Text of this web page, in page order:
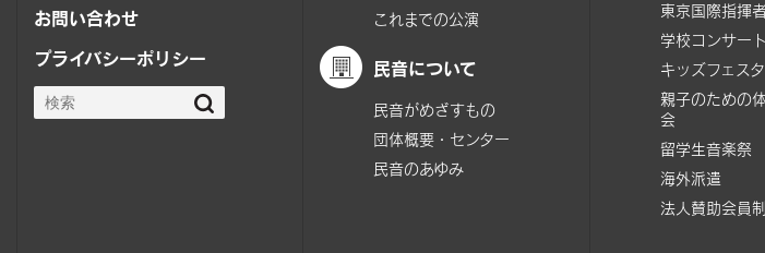
お問い合わせ
プライバシーポリシー
これまでの公演
民音について
民音がめざすもの
団体概要・センター
民音のあゆみ
東京国際指揮
学校コンサート
キッズフェスタ
親子のための
会
留学生音楽祭
海外派遣
法人賛助会員